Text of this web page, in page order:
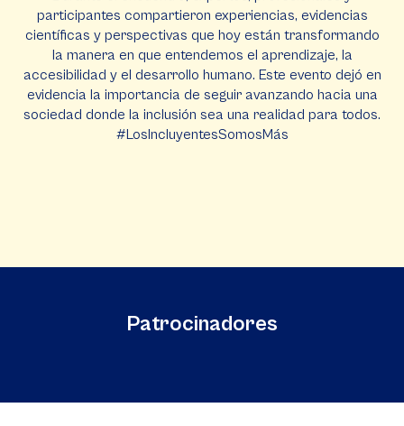
participantes compartieron experiencias, evidencias
científicas y perspectivas que hoy están transformando
la manera en que entendemos el aprendizaje, la
accesibilidad y el desarrollo humano. Este evento dejó en
evidencia la importancia de seguir avanzando hacia una
sociedad donde la inclusión sea una realidad para todos.
#LosIncluyentesSomosMás
Patrocinadores